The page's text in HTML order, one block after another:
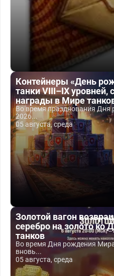
Контейнеры «День
танки VIII–IX уровней,
награды в Мире
Во время празднования Дня
2026...
05 августа, среда
Золотой вагон
серебро на золото
танков
Во время Дня рождения
вновь...
05 августа, среда